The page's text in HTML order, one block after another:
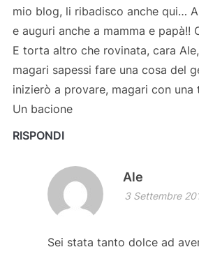
mio blog, li ribadisco anche qui…
e auguri anche a mamma e papà!!
E torta altro che rovinata, cara
magari sapessi fare una cosa del
inizierò a provare, magari con
Un bacione
RISPONDI
Ale
3 Settembre
Sei stata tanto dolce ad